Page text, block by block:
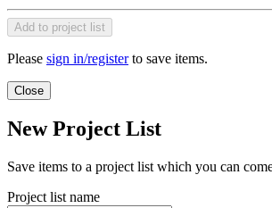
Add to project list
Please sign in/registerto save items.
Close
New Project List
Save items to a project list which you can
Project list name